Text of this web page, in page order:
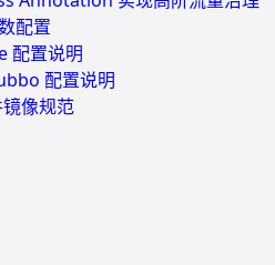
配置
配置说明
配置说明
像规范